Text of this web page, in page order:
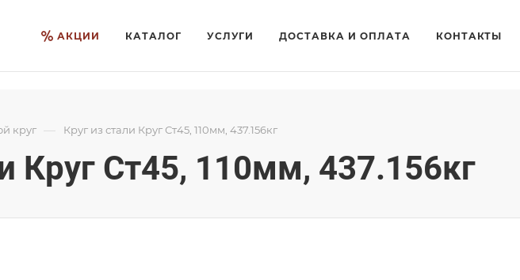
АКЦИИ КАТАЛОГ УСЛУГИ ДОСТАВКА И ОПЛАТА КОНТАКТЫ
круг — Круг из стали Круг Ст45, 110мм, 437.156кг
Круг Ст45, 110мм, 437.156кг